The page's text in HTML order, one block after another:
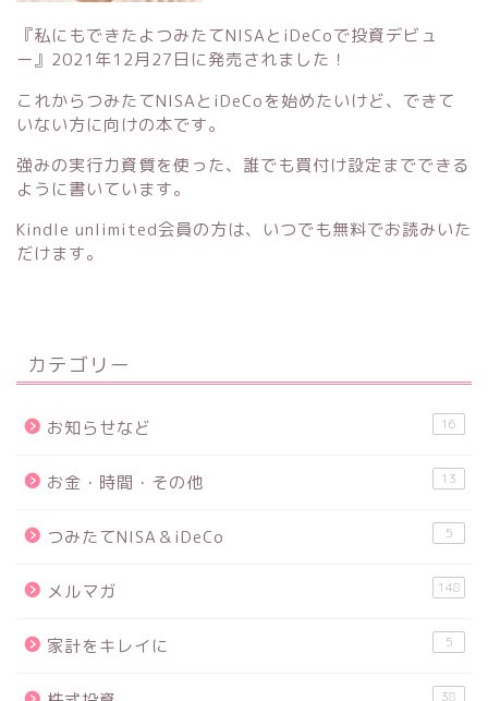
『私にもできたよつみたてNISAとiDeCoで投資デビュ
ー』 2021年12月27日に発売されました！
これからつみたてNISAとiDeCoを始めたいけど、できて
いない方に向けの本です。
強みの実行力資質を使った、誰でも買付け設定までできる
ように書いています。
Kindle unlimited会員の方は、いつでも無料でお読みいた
だけます。
カテゴリー
お知らせなど 16
お金・時間・その他 13
つみたてNISA＆iDeCo 5
メルマガ 148
家計をキレイに 5
38